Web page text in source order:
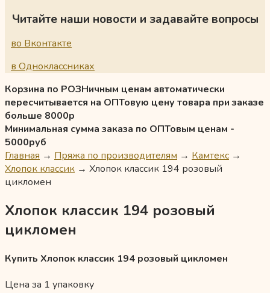
Читайте наши новости и задавайте вопросы
во Вконтакте
в Одноклассниках
Корзина по РОЗНичным ценам автоматически
пересчитывается на ОПТовую цену товара при заказе
больше 8000р
Минимальная сумма заказа по ОПТовым ценам -
5000руб
Главная → Пряжа по производителям → Камтекс →
Хлопок классик → Хлопок классик 194 розовый
цикломен
Хлопок классик 194 розовый
цикломен
Купить Хлопок классик 194 розовый цикломен
Цена за 1 упаковку